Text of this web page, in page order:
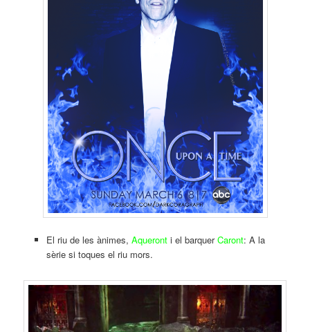
El riu de les ànimes, Aqueronti el barquerCaront: A la
sèrie si toques el riu mors.